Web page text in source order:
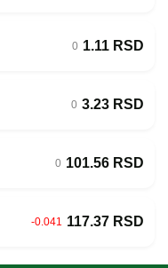
0 1.11 RSD
0 3.23 RSD
0 101.56 RSD
-0.041 117.37 RSD